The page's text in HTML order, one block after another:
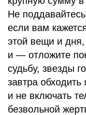
Не
если вам
этой вещи и дня,
и — отложите
судьбу, звезды
завтра
и не включать
безвольной